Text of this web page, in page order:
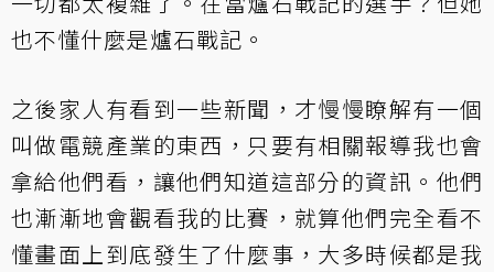
也不懂什麼是爐石戰記。
之後家人有看到一些新聞，才慢慢瞭解有一個
叫做電競產業的東西，只要有相關報導我也會
拿給他們看，讓他們知道這部分的資訊。他們
也漸漸地會觀看我的比賽，就算他們完全看不
懂畫面上到底發生了什麼事，大多時候都是我